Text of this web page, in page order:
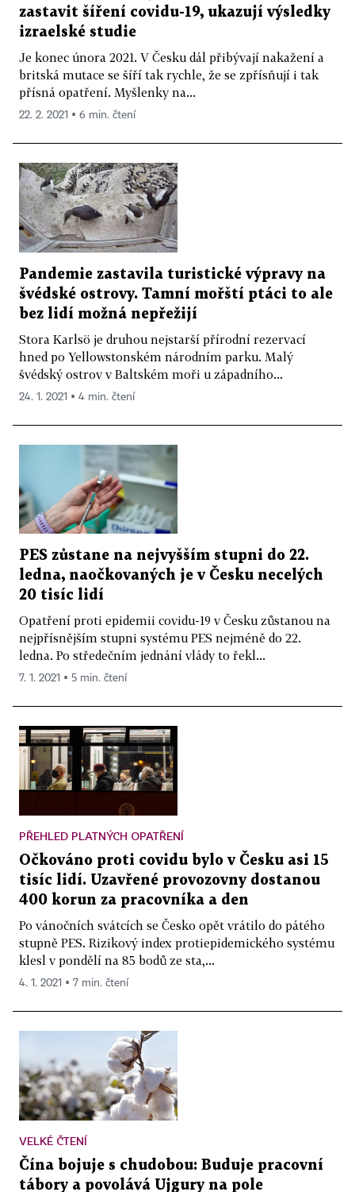
zastavit šíření covidu-19, ukazují výsledky
izraelské studie
Je konec února 2021. V Česku dál přibývají nakažení a
britská mutace se šíří tak rychle, že se zpřísňují i tak
přísná opatření. Myšlenky na...
22. 2. 2021 ▪ 6 min. čtení
Pandemie zastavila turistické výpravy na
švédské ostrovy. Tamní mořští ptáci to ale
bez lidí možná nepřežijí
Stora Karlsö je druhou nejstarší přírodní rezervací
hned po Yellowstonském národním parku. Malý
švédský ostrov v Baltském moři u západního...
24. 1. 2021 ▪ 4 min. čtení
PES zůstane na nejvyšším stupni do 22.
ledna, naočkovaných je v Česku necelých
20 tisíc lidí
Opatření proti epidemii covidu-19 v Česku zůstanou na
nejpřísnějším stupni systému PES nejméně do 22.
ledna. Po středečním jednání vlády to řekl...
7. 1. 2021 ▪ 5 min. čtení
PŘEHLED PLATNÝCH OPATŘENÍ
Očkováno proti covidu bylo v Česku asi 15
tisíc lidí. Uzavřené provozovny dostanou
400 korun za pracovníka a den
Po vánočních svátcích se Česko opět vrátilo do pátého
stupně PES. Rizikový index protiepidemického systému
klesl v pondělí na 85 bodů ze sta,...
4. 1. 2021 ▪ 7 min. čtení
VELKÉ ČTENÍ
Čína bojuje s chudobou: Buduje pracovní
tábory a povolává Ujgury na pole